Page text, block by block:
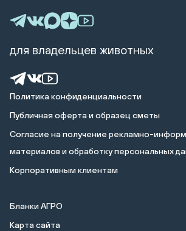
Политика конфиденциальности
Публичная оферта и образец сметы
Cогласие на получение рекламно-
материалов и обработку персональных
Корпоративным клиентам
Бланки АГРО
Карта сайта
для владельцев животных